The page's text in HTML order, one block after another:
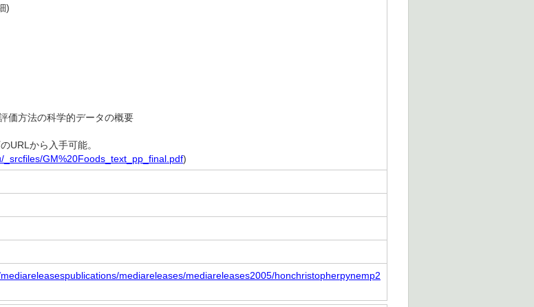
)
価方法の科学的データの概要
URLから入手可能。
_srcfiles/GM%20Foods_text_pp_final.pdf)
mediareleases/mediareleases2005/honchristopherpynemp2